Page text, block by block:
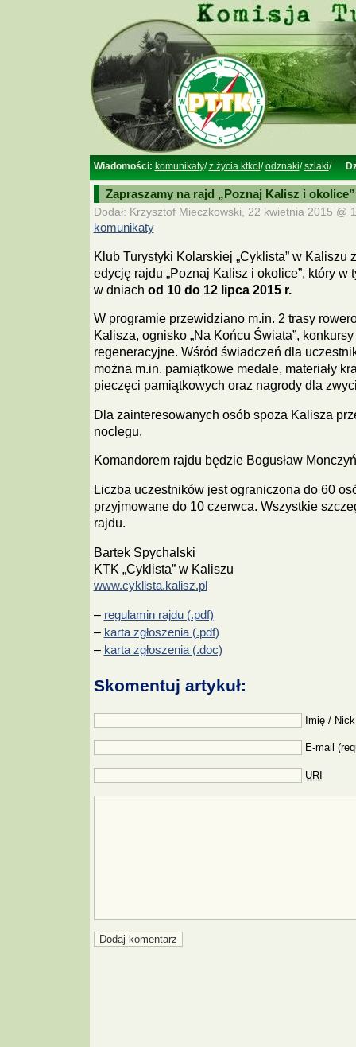
Wiadomości: komunikaty/z życia ktkol /odznaki/szlaki/
Zapraszamy na rajd „Poznaj Kalisz i okolice”
Dodał: Krzysztof Mieczkowski, 22 kwietnia 2015 @
komunikaty
Klub Turystyki Kolarskiej „Cyklista” w Kaliszu
edycję rajdu „Poznaj Kalisz i okolice”, który w
w dniach od 10 do 12 lipca 2015 r.
W programie przewidziano m.in. 2 trasy
Kalisza, ognisko „Na Końcu Świata”,
regeneracyjne. Wśród świadczeń dla
można m.in. pamiątkowe medale, materiały
pieczęci pamiątkowych oraz nagrody dla
Dla zainteresowanych osób spoza Kalisza
noclegu.
Komandorem rajdu będzie Bogusław
Liczba uczestników jest ograniczona do 60
przyjmowane do 10 czerwca. Wszystkie
rajdu.
Bartek Spychalski
KTK „Cyklista” w Kaliszu
www.cyklista.kalisz.pl
– regulamin rajdu (.pdf)
– karta zgłoszenia (.pdf)
– karta zgłoszenia (.doc)
Skomentuj artykuł:
Imię /
E-mail
URI